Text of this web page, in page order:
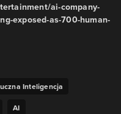
ai-company-
exposed-as-700-human-
Inteligencja
AI